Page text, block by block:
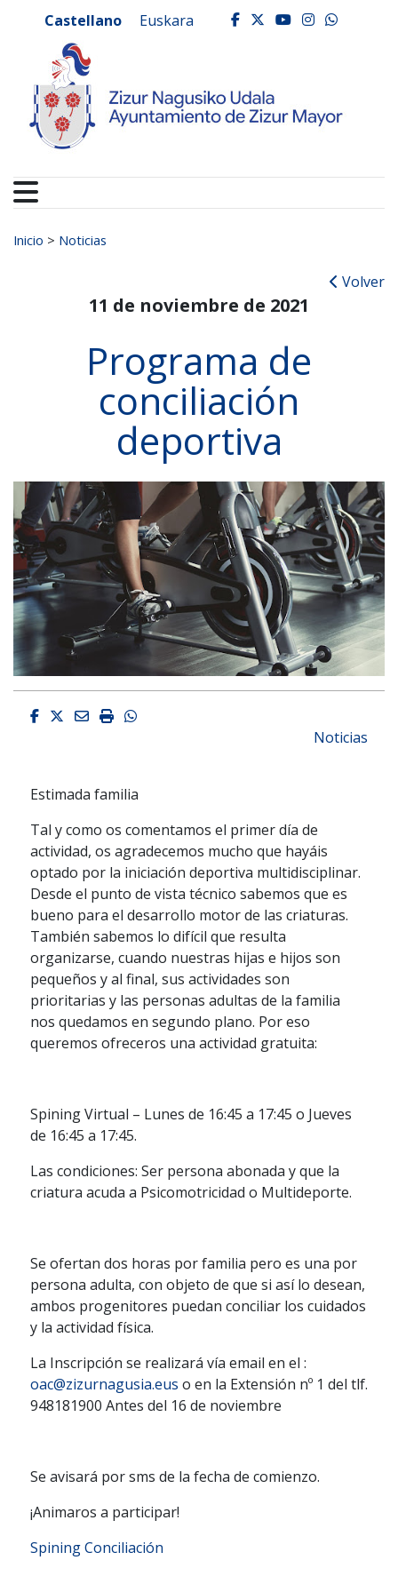
Ayuntamiento de
Castellano Euskara facebook
twitter
youtube
Buscar:
Inicio > Noticias
Volver
11 de noviembre de 2021
Programa de
conciliación
deportiva
Facebook
Twitter
EmailImprimirWhatsapp
Noticias
Estimada familia
Tal y como os comentamos el primer día de
actividad, os agradecemos mucho que hayáis
optado por la iniciación deportiva multidisciplinar.
Desde el punto de vista técnico sabemos que es
bueno para el desarrollo motor de las criaturas.
También sabemos lo difícil que resulta
organizarse, cuando nuestras hijas e hijos son
pequeños y al final, sus actividades son
prioritarias y las personas adultas de la familia
nos quedamos en segundo plano. Por eso
queremos ofreceros una actividad gratuita:
Spining Virtual – Lunes de 16:45 a 17:45 o Jueves
de 16:45 a 17:45.
Las condiciones: Ser persona abonada y que la
criatura acuda a Psicomotricidad o Multideporte.
Se ofertan dos horas por familia pero es una por
persona adulta, con objeto de que si así lo desean,
ambos progenitores puedan conciliar los cuidados
y la actividad física.
La Inscripción se realizará vía email en el :
oac@zizurnagusia.eus o en la Extensión nº 1 del tlf.
948181900 Antes del 16 de noviembre
Se avisará por sms de la fecha de comienzo.
¡Animaros a participar!
Spining Conciliación